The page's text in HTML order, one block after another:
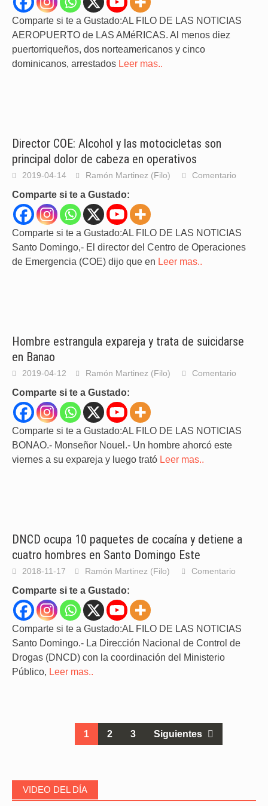
Comparte si te a Gustado:AL FILO DE LAS NOTICIAS
AEROPUERTO de LAS AMéRICAS. Al menos diez
puertorriqueños, dos norteamericanos y cinco
dominicanos, arrestados Leer mas..
Director COE: Alcohol y las motocicletas son
principal dolor de cabeza en operativos
2019-04-14 Ramón Martinez (Filo) Comentario
Comparte si te a Gustado:
Comparte si te a Gustado:AL FILO DE LAS NOTICIAS
Santo Domingo,- El director del Centro de Operaciones
de Emergencia (COE) dijo que en Leer mas..
Hombre estrangula expareja y trata de suicidarse
en Banao
2019-04-12 Ramón Martinez (Filo) Comentario
Comparte si te a Gustado:
Comparte si te a Gustado:AL FILO DE LAS NOTICIAS
BONAO.- Monseñor Nouel.- Un hombre ahorcó este
viernes a su expareja y luego trató Leer mas..
DNCD ocupa 10 paquetes de cocaína y detiene a
cuatro hombres en Santo Domingo Este
2018-11-17 Ramón Martinez (Filo) Comentario
Comparte si te a Gustado:
Comparte si te a Gustado:AL FILO DE LAS NOTICIAS
Santo Domingo.- La Dirección Nacional de Control de
Drogas (DNCD) con la coordinación del Ministerio
Público, Leer mas..
1 2 3 Siguientes
VIDEO DEL DÍA